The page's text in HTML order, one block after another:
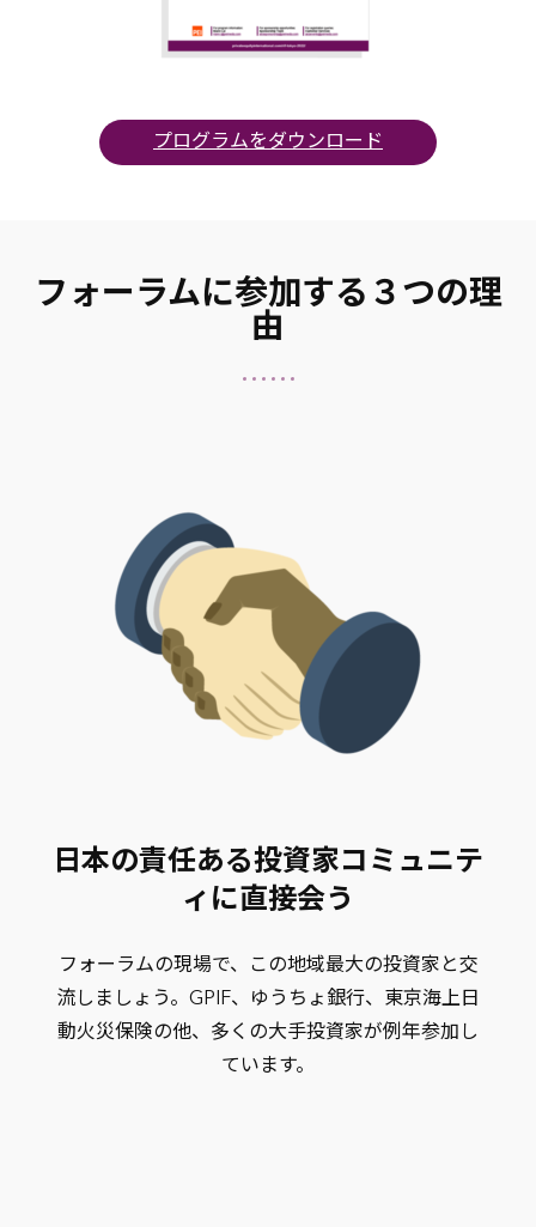
プログラムをダウンロード
フォーラムに参加する３つの理
由
日本の責任ある投資家コミュニテ
ィに直接会う
フォーラムの現場で、この地域最大の投資家と交
流しましょう。GPIF、ゆうちょ銀行、東京海上日
動火災保険の他、多くの大手投資家が例年参加し
ています。